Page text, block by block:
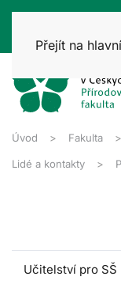
Přejít na
Úvod Fakulta
Lidé a kontakty
Učitelství pro SŠ